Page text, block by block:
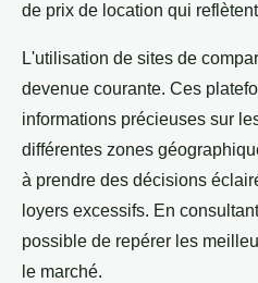
de prix de location qui
L'utilisation de sites de
devenue courante. Ces
informations précieuses sur
différentes zones
à prendre des décisions
loyers excessifs. En
possible de repérer les
le marché.